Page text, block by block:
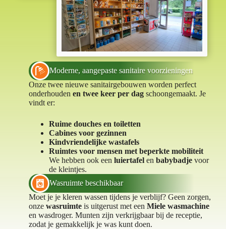
Moderne, aangepaste sanitaire voorzieningen
Onze twee nieuwe sanitairgebouwen worden perfect
onderhouden en twee keer per dagschoongemaakt. Je
vindt er:
Ruime douches en toiletten
Cabines voor gezinnen
Kindvriendelijke wastafels
Ruimtes voor mensen met beperkte mobiliteit
We hebben ook een luiertafelen babybadjevoor
de kleintjes.
Wasruimte beschikbaar
Moet je je kleren wassen tijdens je verblijf? Geen zorgen,
onze wasruimteis uitgerust met een Miele wasmachine
en wasdroger. Munten zijn verkrijgbaar bij de receptie,
zodat je gemakkelijk je was kunt doen.